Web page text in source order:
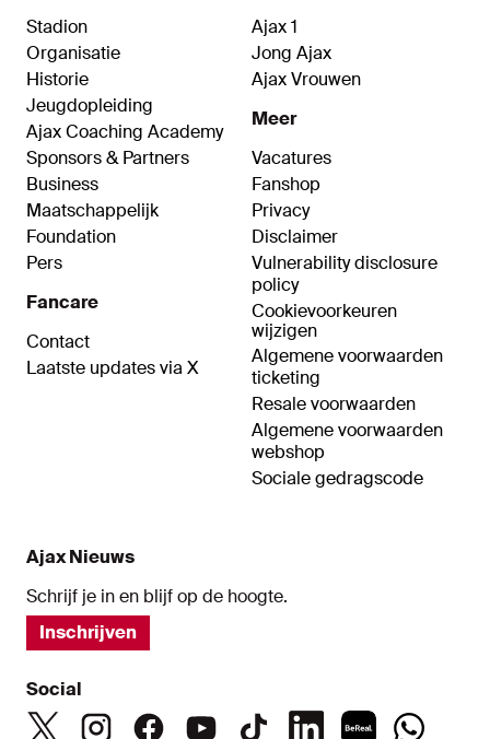
Stadion
Organisatie
Historie
Jeugdopleiding
Ajax Coaching Academy
Sponsors & Partners
Business
Maatschappelijk
Foundation
Pers
Fancare
Contact
Laatste updates via X
Ajax 1
Jong Ajax
Ajax Vrouwen
Meer
Vacatures
Fanshop
Privacy
Disclaimer
Vulnerability disclosure
policy
Cookievoorkeuren
wijzigen
Algemene voorwaarden
ticketing
Resale voorwaarden
Algemene voorwaarden
webshop
Sociale gedragscode
Ajax Nieuws
Schrijf je in en blijf op de hoogte.
Inschrijven
Social